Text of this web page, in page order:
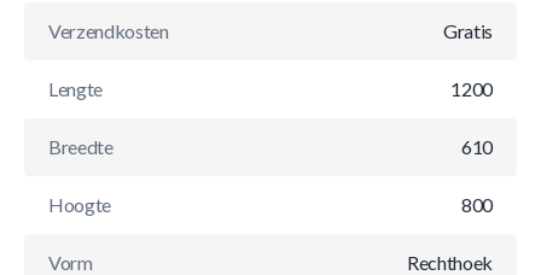
Verzendkosten Gratis
Lengte 1200
Breedte 610
Hoogte 800
Vorm Rechthoek